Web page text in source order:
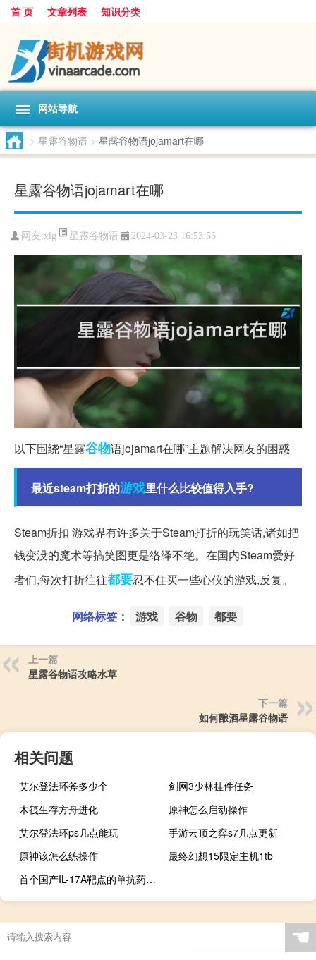
首 页 文章列表 知识分类
网站导航
> 星露谷物语 > 星露谷物语jojamart在哪
星露谷物语jojamart在哪
网友:xlg 星露谷物语 2024-03-23 16:53:55
以下围绕“星露谷物语jojamart在哪”主题解决网友的困惑
最近steam打折的游戏里什么比较值得入手?
Steam折扣 游戏界有许多关于Steam打折的玩笑话,诸如把
钱变没的魔术等搞笑图更是络绎不绝。在国内Steam爱好
者们,每次打折往往都要忍不住买一些心仪的游戏,反复。
网络标签： 游戏 谷物 都要
上一篇
星露谷物语攻略水草
下一篇
如何酿酒星露谷物语
相关问题
艾尔登法环斧多少个
剑网3少林挂件任务
木筏生存方舟进化
原神怎么启动操作
艾尔登法环ps几点能玩
手游云顶之弈s7几点更新
原神该怎么练操作
最终幻想15限定主机1tb
首个国产IL-17A靶点的单抗药物有望明年上市
☚